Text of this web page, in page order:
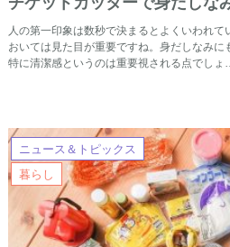
人の第一印象は数秒で決まるとよくいわれ
おいては見た目が重要ですね。身だしなみに
特に清潔感というのは重要視される点でし
ニュース＆トピックス
暮らし